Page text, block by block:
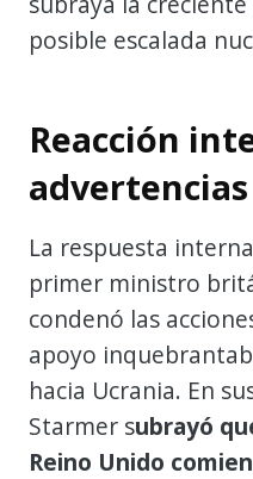
posible escalada
Reacción
La respuesta
primer ministro
condenó las
apoyo
hacia Ucrania. En
Starmer subrayó
Reino Unido